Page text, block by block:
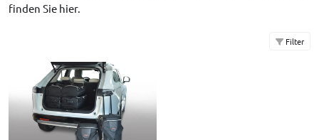
finden Sie hier.
Filter